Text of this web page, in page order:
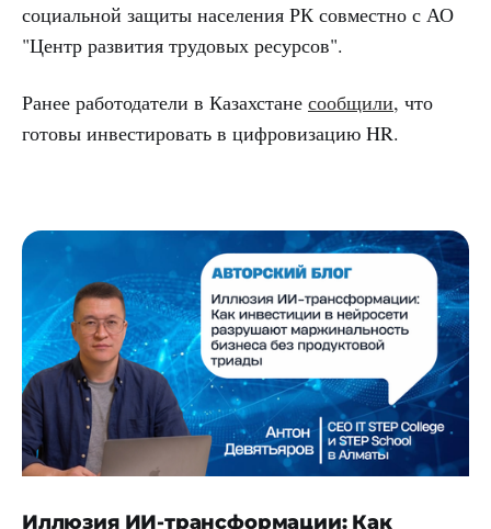
социальной защиты населения РК совместно с АО
"Центр развития трудовых ресурсов".
Ранее работодатели в Казахстане сообщили, что
готовы инвестировать в цифровизацию HR.
Иллюзия ИИ-трансформации: Как